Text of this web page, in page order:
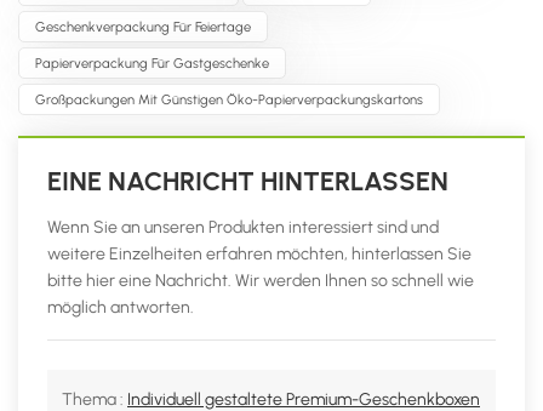
Geschenkverpackung Für Feiertage
Papierverpackung Für Gastgeschenke
Großpackungen Mit Günstigen Öko-Papierverpackungskartons
EINE NACHRICHT HINTERLASSEN
Wenn Sie an unseren Produkten interessiert sind und
weitere Einzelheiten erfahren möchten, hinterlassen Sie
bitte hier eine Nachricht. Wir werden Ihnen so schnell wie
möglich antworten.
Thema : Individuell gestaltete Premium-Geschenkboxen